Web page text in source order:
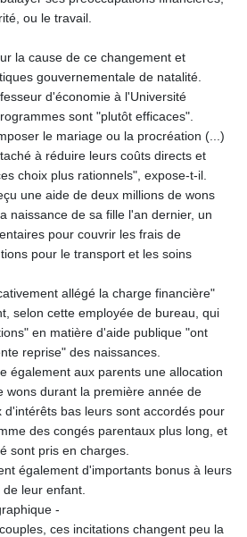
ou le travail.
la cause de ce changement et
gouvernementale de natalité.
d'économie à l'Université
sont "plutôt efficaces".
le mariage ou la procréation (...)
à réduire leurs coûts directs et
choix plus rationnels", expose-t-il.
une aide de deux millions de wons
naissance de sa fille l'an dernier, un
pour couvrir les frais de
pour le transport et les soins
allégé la charge financière"
selon cette employée de bureau, qui
en matière d'aide publique "ont
reprise" des naissances.
également aux parents une allocation
wons durant la première année de
d'intérêts bas leurs sont accordés pour
des congés parentaux plus long, et
sont pris en charges.
également d'importants bonus à leurs
leur enfant.
-
ces incitations changent peu la